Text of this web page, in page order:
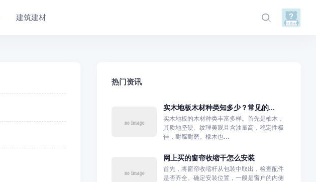
建筑建材
热门资讯
实木地板木材种类知多少？常见的...
实木地板的木材种类丰富多样。首先是柚木，
其质地坚硬、纹理美观且含油量高，稳定性极
佳，耐腐耐磨。橡木也...
网上买的窗帘收缩干怎么安装
首先，将窗帘收缩杆从包装中取出，检查配件
是否齐全。确定安装位置，一般是窗户的内侧